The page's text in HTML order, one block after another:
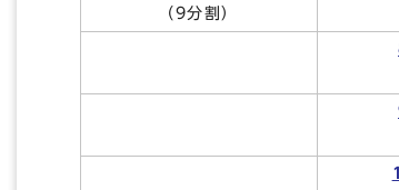
（9分割）